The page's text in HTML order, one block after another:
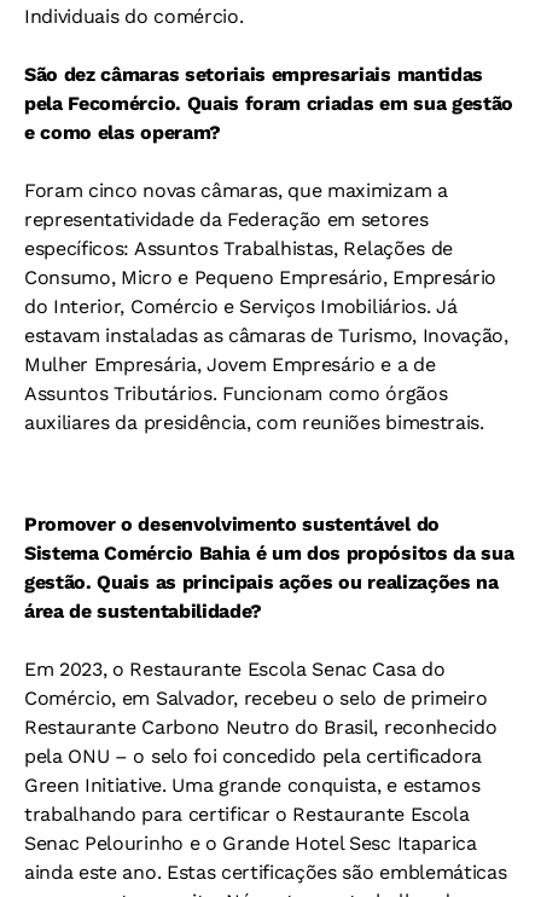
Individuais do comércio.
São dez câmaras setoriais empresariais mantidas
pela Fecomércio. Quais foram criadas em sua gestão
e como elas operam?
Foram cinco novas câmaras, que maximizam a
representatividade da Federação em setores
específicos: Assuntos Trabalhistas, Relações de
Consumo, Micro e Pequeno Empresário, Empresário
do Interior, Comércio e Serviços Imobiliários. Já
estavam instaladas as câmaras de Turismo, Inovação,
Mulher Empresária, Jovem Empresário e a de
Assuntos Tributários. Funcionam como órgãos
auxiliares da presidência, com reuniões bimestrais.
Promover o desenvolvimento sustentável do
Sistema Comércio Bahia é um dos propósitos da sua
gestão. Quais as principais ações ou realizações na
área de sustentabilidade?
Em 2023, o Restaurante Escola Senac Casa do
Comércio, em Salvador, recebeu o selo de primeiro
Restaurante Carbono Neutro do Brasil, reconhecido
pela ONU – o selo foi concedido pela certificadora
Green Initiative. Uma grande conquista, e estamos
trabalhando para certificar o Restaurante Escola
Senac Pelourinho e o Grande Hotel Sesc Itaparica
ainda este ano. Estas certificações são emblemáticas